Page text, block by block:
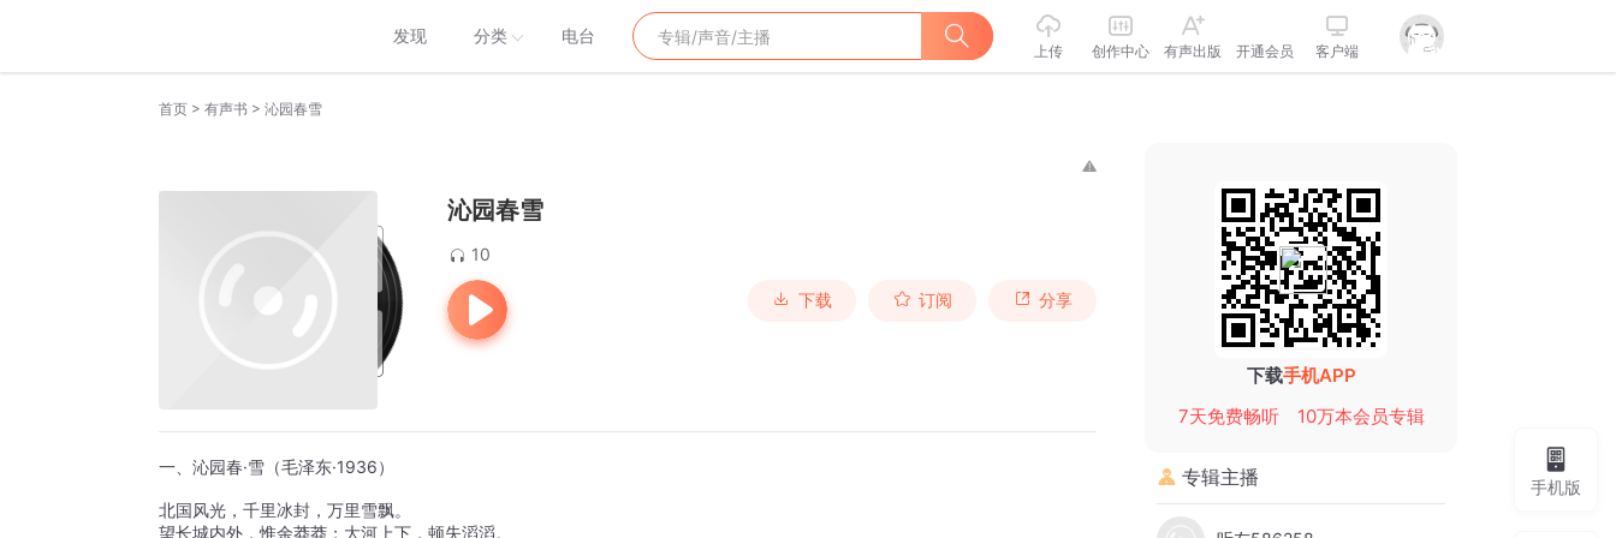
发现 分类 电台
上传 创作中心 有声出版 开通会员 客户端
首页 > 有声书 > 沁园春雪
沁园春雪
10
下载 订阅 分享
一、沁园春·雪（毛泽东·1936）
北国风光，千里冰封，万里雪飘。
望长城内外，惟余莽莽；大河上下，顿失滔滔。
下载手机APP
7天免费畅听
10万本会员专辑
专辑主播 手机版